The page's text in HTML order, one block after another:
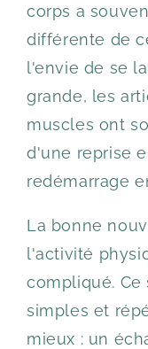
corps a
différente de
l'envie de se
grande, les
muscles ont
d'une reprise
redémarrage
La bonne
l'activité
compliqué.
simples et
mieux : un